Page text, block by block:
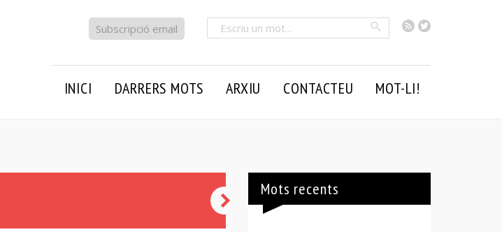
RSSTwitter
Cercar
Subscripció email
INICI DARRERS MOTS ARXIU CONTACTEU MOT-LI!
secardí
Mots recents